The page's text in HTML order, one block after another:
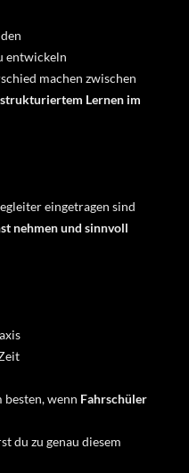
entwickeln
machen zwischen
Lernen im
eingetragen sind
nehmen und sinnvoll
wenn Fahrschüler
du zu genau diesem